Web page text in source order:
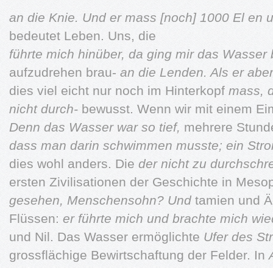
an die Knie. Und er mass [noch] 1000 El en
bedeutet Leben. Uns, die
führte mich hinüber, da ging mir das
aufzudrehen brau- an die Lenden. Als er
dies viel eicht nur noch im Hinterkopf mass,
nicht durch- bewusst. Wenn wir mit einem
Denn das Wasser war so tief, mehrere
dass man darin schwimmen musste; ein
dies wohl anders. Die der nicht zu
ersten Zivilisationen der Geschichte in
gesehen, Menschensohn? Und tamien und
Flüssen: er führte mich und brachte mich
und Nil. Das Wasser ermöglichte Ufer des
grossflächige Bewirtschaftung der Felder. In